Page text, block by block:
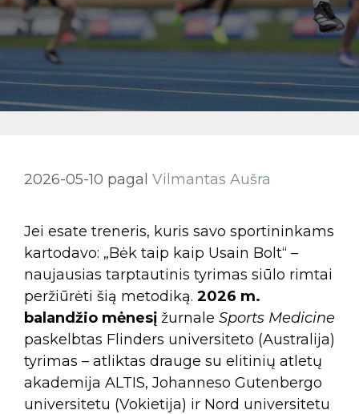
2026-05-10 pagal Vilmantas Aušra
Jei esate treneris, kuris savo sportininkams
kartodavo: „Bėk taip kaip Usain Bolt“ –
naujausias tarptautinis tyrimas siūlo rimtai
peržiūrėti šią metodiką. 2026 m.
balandžio mėnesį žurnale Sports Medicine
paskelbtas Flinders universiteto (Australija)
tyrimas – atliktas drauge su elitinių atletų
akademija ALTIS, Johanneso Gutenbergo
universitetu (Vokietija) ir Nord universitetu